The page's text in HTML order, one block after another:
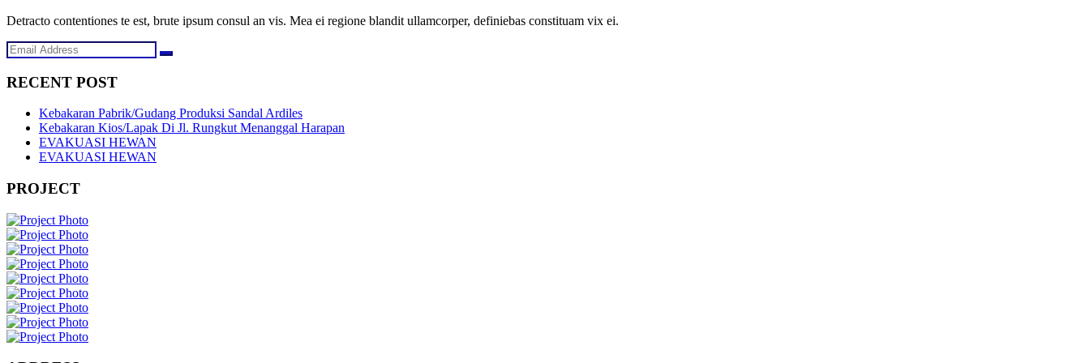
Detracto contentiones te est, brute ipsum consul an vis. Mea ei regione blandit ullamcorper, definiebas constituam vix ei.
RECENT POST
Kebakaran Pabrik/Gudang Produksi Sandal Ardiles
Kebakaran Kios/Lapak Di Jl. Rungkut Menanggal Harapan
EVAKUASI HEWAN
EVAKUASI HEWAN
PROJECT